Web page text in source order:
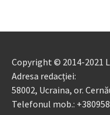
Copyright © 2014-2021
Adresa redacției:
58002, Ucraina, or.
Telefonul mob.: